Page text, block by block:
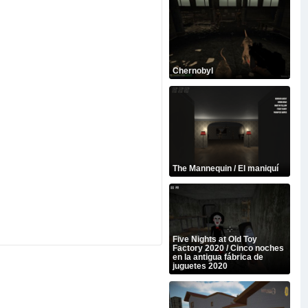
Chernobyl
The Mannequin / El maniquí
Five Nights at Old Toy
Factory 2020 / Cinco noches
en la antigua fábrica de
juguetes 2020